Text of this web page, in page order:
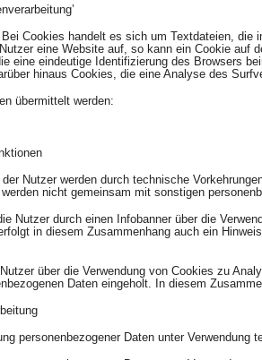
Cookies handelt es sich um Textdateien,
eine Website auf, so kann ein Cookie
eine eindeutige Identifizierung des Browsers
hinaus Cookies, die eine Analyse des
übermittelt werden:
Nutzer werden durch technische
nicht gemeinsam mit sonstigen
Nutzer durch einen Infobanner über die
in diesem Zusammenhang auch ein
über die Verwendung von Cookies zu
Daten eingeholt. In diesem
personenbezogener Daten unter